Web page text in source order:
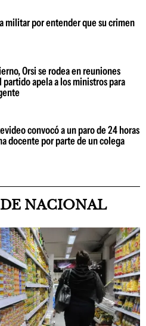
militar por entender que su crimen
Orsi se rodea en reuniones
apela a los ministros para
convocó a un paro de 24 horas
docente por parte de un colega
NACIONAL